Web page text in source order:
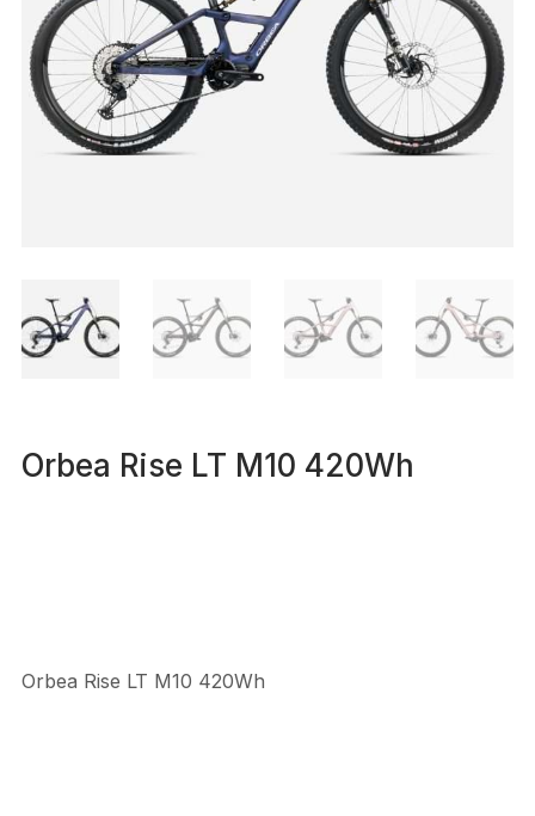
Orbea Rise LT M10 420Wh
Orbea Rise LT M10 420Wh